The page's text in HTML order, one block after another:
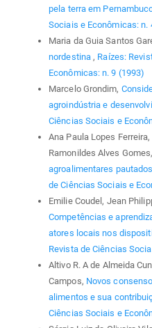
pela terra em
Sociais e Econômicas: n.
Maria da Guia Santos
nordestina, Raízes:
Econômicas: n. 9 (1993)
Marcelo Grondim,
agroindústria e
Ciências Sociais e
Ana Paula Lopes
Ramonildes Alves Gomes,
agroalimentares
de Ciências Sociais e
Emilie Coudel, Jean
Competências e
atores locais nos
Revista de Ciências
Altivo R. A de Almeida
Campos, Novos
alimentos e sua
Ciências Sociais e